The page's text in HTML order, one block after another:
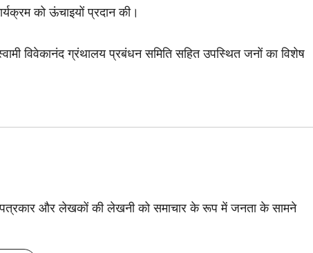
को ऊंचाइयों प्रदान की।
विवेकानंद ग्रंथालय प्रबंधन समिति सहित उपस्थित जनों का विशेष
और लेखकों की लेखनी को समाचार के रूप में जनता के सामने